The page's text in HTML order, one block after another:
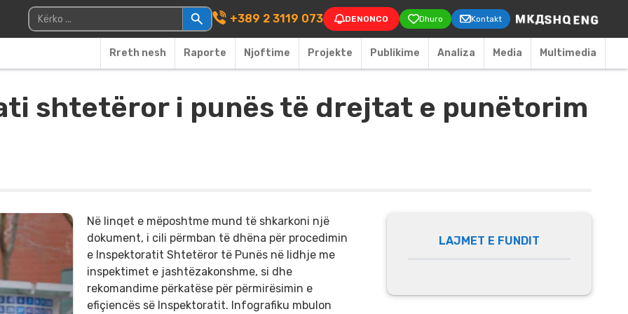
Main Navigation
Kërko për: +389 2 3119 073 DENONCO Dhuro Kontakt
Rreth nesh Raporte Njoftime Projekte Publikime Аnaliza Media Multimedia
shtetëror i punës të drejtat e punëtorim
Në linqet e mëposhtme mund të shkarkoni një
dokument, i cili përmban të dhëna për procedimin
e Inspektoratit Shtetëror të Punës në lidhje me
inspektimet e jashtëzakonshme, si dhe
rekomandime përkatëse për përmirësimin e
efiçiencës së Inspektoratit. Infografiku mbulon
LAJMET E FUNDIT